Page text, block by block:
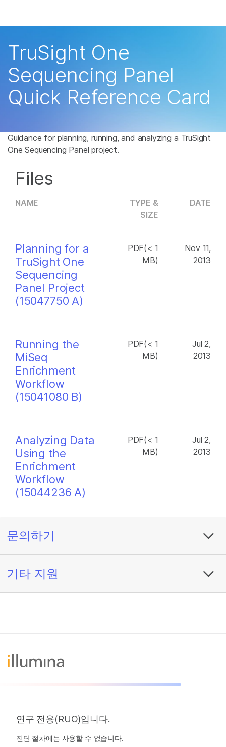
학습
추천 링크
TruSight One
Sequencing Panel
Quick Reference Card
Guidance for planning, running, and analyzing a TruSight
One Sequencing Panel project.
Files
NAME
TYPE &
SIZE
DATE
Planning for a
TruSight One
Sequencing
Panel Project
(15047750 A)
PDF(< 1
MB)
Nov 11,
2013
Running the
MiSeq
Enrichment
Workflow
(15041080 B)
PDF(< 1
MB)
Jul 2,
2013
Analyzing Data
Using the
Enrichment
Workflow
(15044236 A)
PDF(< 1
MB)
Jul 2,
2013
문의하기
기타 지원
연구 전용(RUO)입니다.
진단 절차에는 사용할 수 없습니다.
습니다. 주요 관심 분야를 선택해 주세요:
×
미생물학 연구
농업유전체학 연구
복합 질환 연구
임상 종양학 연구
생식 보건 연구
유전 및 희귀 질환 연
구